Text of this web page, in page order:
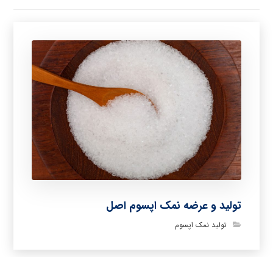
تولید و عرضه نمک اپسوم اصل
تولید نمک اپسوم